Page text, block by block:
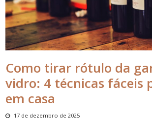
Como tirar rótulo da
vidro: 4 técnicas fáceis
em casa
17 de dezembro de 2025